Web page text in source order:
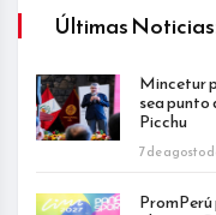
Últimas
Mincetur
sea
Picchu
7 de agosto